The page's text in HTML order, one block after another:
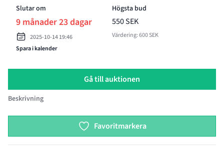
Slutar om
9 månader 23 dagar
2025-10-14 19:46
Spara i kalender
Högsta bud
550 SEK
Värdering: 600 SEK
Gå till auktionen
Beskrivning
Favoritmarkera